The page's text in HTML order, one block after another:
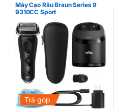
Máy Cạo Râu Braun Series 9
9310CC Sport
Trả góp